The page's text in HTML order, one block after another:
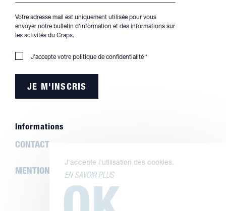
Votre adresse mail est uniquement utilisée pour vous
envoyer notre bulletin d'information et des informations sur
les activités du Craps.
J'accepte votre politique de confidentialité *
Informations
CONTACT
MENTIONS LÉGALES
J'accepte l'utilisation des cookies.
EN SAVOIR PLUS